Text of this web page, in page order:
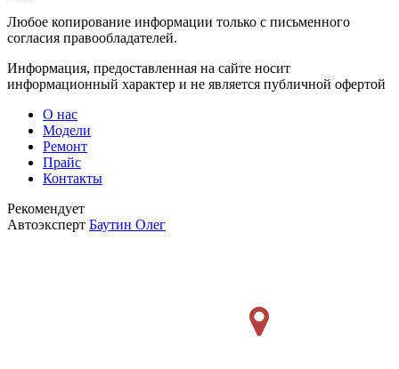
Любое копирование информации только с письменного
согласия правообладателей.
Информация, предоставленная на сайте носит
информационный характер и не является публичной офертой
О нас
Модели
Ремонт
Прайс
Контакты
Рекомендует
Автоэксперт Баутин Олег